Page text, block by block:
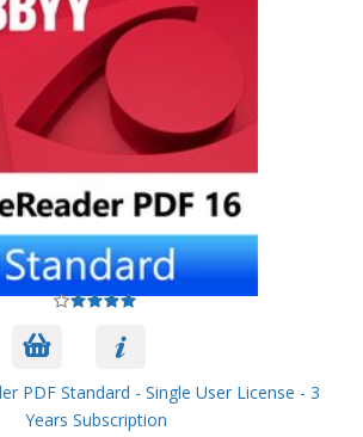
PDF Standard - Single User License - 3
Years Subscription